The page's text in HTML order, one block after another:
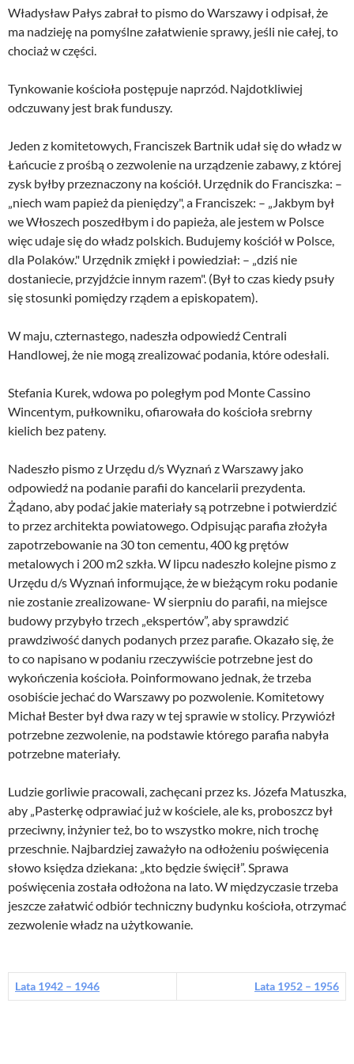
Władysław Pałys zabrał to pismo do Warszawy i odpisał, że
ma nadzieję na pomyślne załatwienie sprawy, jeśli nie całej, to
chociaż w części.
Tynkowanie kościoła postępuje naprzód. Najdotkliwiej
odczuwany jest brak funduszy.
Jeden z komitetowych, Franciszek Bartnik udał się do władz w
Łańcucie z prośbą o zezwolenie na urządzenie zabawy, z której
zysk byłby przeznaczony na kościół. Urzędnik do Franciszka: –
„niech wam papież da pieniędzy", a Franciszek: – „Jakbym był
we Włoszech poszedłbym i do papieża, ale jestem w Polsce
więc udaje się do władz polskich. Budujemy kościół w Polsce,
dla Polaków." Urzędnik zmiękł i powiedział: – „dziś nie
dostaniecie, przyjdźcie innym razem". (Był to czas kiedy psuły
się stosunki pomiędzy rządem a episkopatem).
W maju, czternastego, nadeszła odpowiedź Centrali
Handlowej, że nie mogą zrealizować podania, które odesłali.
Stefania Kurek, wdowa po poległym pod Monte Cassino
Wincentym, pułkowniku, ofiarowała do kościoła srebrny
kielich bez pateny.
Nadeszło pismo z Urzędu d/s Wyznań z Warszawy jako
odpowiedź na podanie parafii do kancelarii prezydenta.
Żądano, aby podać jakie materiały są potrzebne i potwierdzić
to przez architekta powiatowego. Odpisując parafia złożyła
zapotrzebowanie na 30 ton cementu, 400 kg prętów
metalowych i 200 m2 szkła. W lipcu nadeszło kolejne pismo z
Urzędu d/s Wyznań informujące, że w bieżącym roku podanie
nie zostanie zrealizowane- W sierpniu do parafii, na miejsce
budowy przybyło trzech „ekspertów”, aby sprawdzić
prawdziwość danych podanych przez parafie. Okazało się, że
to co napisano w podaniu rzeczywiście potrzebne jest do
wykończenia kościoła. Poinformowano jednak, że trzeba
osobiście jechać do Warszawy po pozwolenie. Komitetowy
Michał Bester był dwa razy w tej sprawie w stolicy. Przywiózł
potrzebne zezwolenie, na podstawie którego parafia nabyła
potrzebne materiały.
Ludzie gorliwie pracowali, zachęcani przez ks. Józefa Matuszka,
aby „Pasterkę odprawiać już w kościele, ale ks, proboszcz był
przeciwny, inżynier też, bo to wszystko mokre, nich trochę
przeschnie. Najbardziej zaważyło na odłożeniu poświęcenia
słowo księdza dziekana: „kto będzie święcił”. Sprawa
poświęcenia została odłożona na lato. W międzyczasie trzeba
jeszcze załatwić odbiór techniczny budynku kościoła, otrzymać
zezwolenie władz na użytkowanie.
Lata 1942 – 1946 Lata 1952 – 1956